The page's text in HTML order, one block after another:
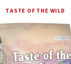
TASTE OF THE WILD